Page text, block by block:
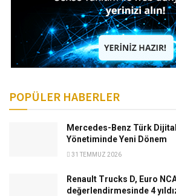
POPÜLER HABERLER
Mercedes-Benz Türk
Yönetiminde Yeni Dönem
31 TEMMUZ 2026
Renault Trucks D, Euro
değerlendirmesinde 4